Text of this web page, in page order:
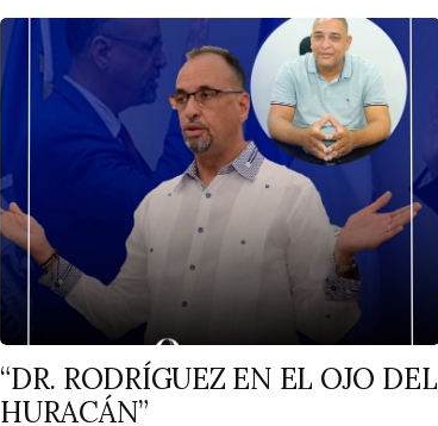
“DR. RODRÍGUEZ EN EL OJO DEL
HURACÁN”